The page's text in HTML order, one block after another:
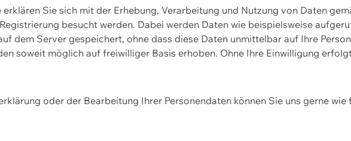
Sie sich mit der Erhebung, Verarbeitung und Nutzung von Daten
besucht werden. Dabei werden Daten wie beispielsweise
dem Server gespeichert, ohne dass diese Daten unmittelbar auf Ihre
soweit möglich auf freiwilliger Basis erhoben. Ohne Ihre Einwilligung
oder der Bearbeitung Ihrer Personendaten können Sie uns gerne